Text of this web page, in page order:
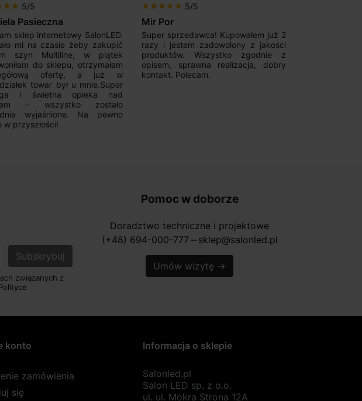
star star 5/5
Pasieczna
sklep internetowy SalonLED.
mi na czasie żeby zakupić
szyn Multiline, w piątek
do sklepu, otrzymałam
ofertę, a już w
towar był u mnie.Super
i świetna opieka nad
– wszystko zostało
wyjaśnione. Na pewno
w przyszłości!
star star star star star 5/5
Mir Por
Super sprzedawca! Kupowałem już 2
razy i jestem zadowolony z jakości
produktów. Wszystko zgodnie z
opisem, sprawna realizacja, dobry
kontakt. Polecam.
związanych z
Pomoc w doborze
Doradztwo techniczne i projektowe
(+48) 694-000-777 horizontal_rule sklep@salonled.pl
Umów wizytę →
konto
zamówienia
się
Informacja o sklepie
Salonled.pl
Salon LED sp. z o.o.
ul. ul. Mokra Strona 12A